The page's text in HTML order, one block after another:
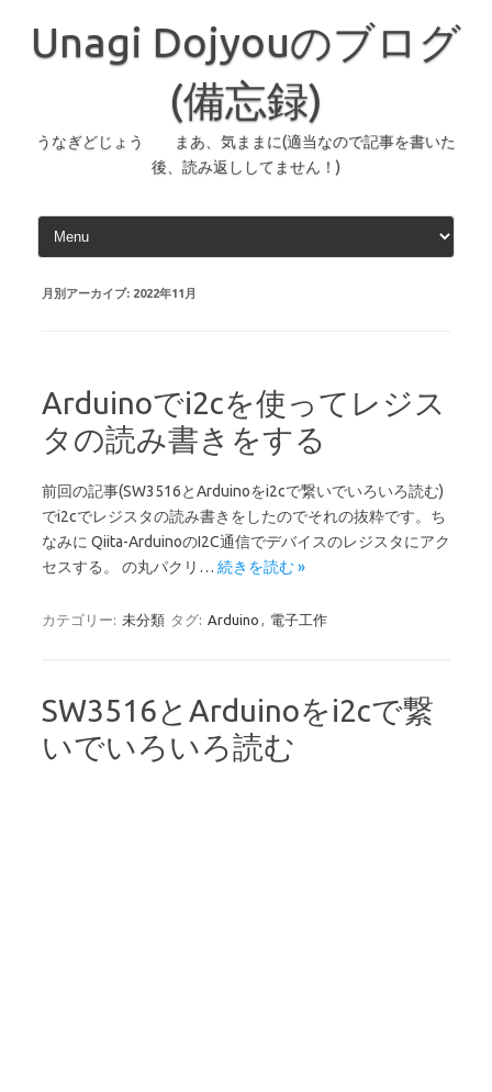
ン
プ
Unagi Dojyouのブログ
(備忘録)
うなぎどじょう まあ、気ままに(適当なので記事を書いた
後、読み返ししてません！)
月別アーカイブ: 2022年11月
Arduinoでi2cを使ってレジス
タの読み書きをする
前回の記事(SW3516とArduinoをi2cで繋いでいろいろ読む)
でi2cでレジスタの読み書きをしたのでそれの抜粋です。ち
なみに Qiita-ArduinoのI2C通信でデバイスのレジスタにアク
セスする。 の丸パクリ… 続きを読む »
カテゴリー: 未分類 タグ: Arduino , 電子工作
SW3516とArduinoをi2cで繋
いでいろいろ読む